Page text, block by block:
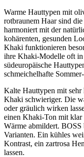
Warme Hauttypen mit
rotbraunem Haar sind
harmoniert mit der
kohärenten, gesunden
Khaki funktionieren
ihre Khaki-Modelle oft in
südeuropäische
schmeichelhafte
Kalte Hauttypen mit sehr
Khaki schwieriger. Die
oder gräulich wirken
einen Khaki-Ton mit
Wärme abmildert.
Varianten. Ein kühles
Kontrast, ein zartrosa
lassen.